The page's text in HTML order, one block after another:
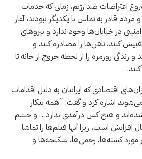
اعتراضات ضد رژیم، زمانی که خدمات
قادر به تماس با یکدیگر نبودند، آغاز
در خیابان‌ها وجود ندارد و نیروهای
تفتیش کنند، تلفن‌ها را مصادره کنند و
و زندگی روزمره را از لحظه خروج از خانه تا
اقتصادی که ایرانیان به دلیل اقدامات
اشاره کرد و گفت: “همه بیکار
و هیچ کس درآمدی ندارد… و خشم
افزایش است، زیرا آنها فیلم‌ها را تماشا
مورد کشته‌ها، زخمی‌ها، شکنجه‌ها و